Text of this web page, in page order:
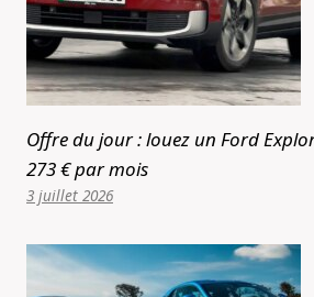
Offre du jour : louez un Ford
273 € par mois
3 juillet 2026